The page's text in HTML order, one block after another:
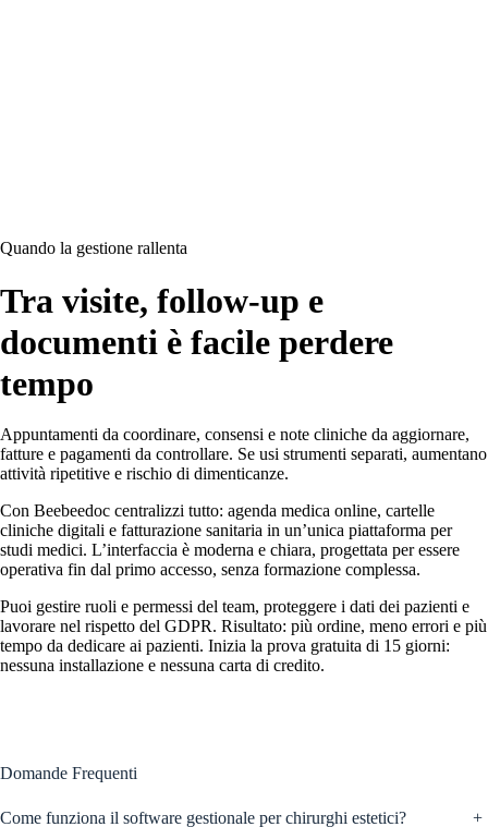
Quando la gestione rallenta
Tra visite, follow-up e
documenti è facile perdere
tempo
Appuntamenti da coordinare, consensi e note cliniche da aggiornare,
fatture e pagamenti da controllare. Se usi strumenti separati, aumentano
attività ripetitive e rischio di dimenticanze.
Con Beebeedoc centralizzi tutto: agenda medica online, cartelle
cliniche digitali e fatturazione sanitaria in un’unica piattaforma per
studi medici. L’interfaccia è moderna e chiara, progettata per essere
operativa fin dal primo accesso, senza formazione complessa.
Puoi gestire ruoli e permessi del team, proteggere i dati dei pazienti e
lavorare nel rispetto del GDPR. Risultato: più ordine, meno errori e più
tempo da dedicare ai pazienti. Inizia la prova gratuita di 15 giorni:
nessuna installazione e nessuna carta di credito.
Domande Frequenti
Come funziona il software gestionale per chirurghi estetici?
+